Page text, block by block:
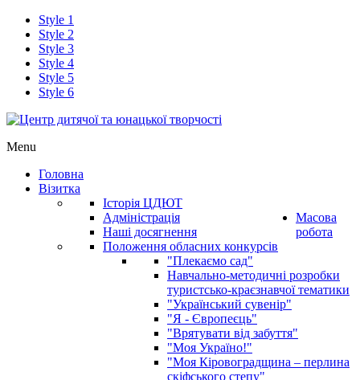
Style 1
Style 2
Style 3
Style 4
Style 5
Style 6
Menu
Головна
Візитка
Історія ЦДЮТ
Адміністрація
Наші досягнення
Масова
робота
Положення обласних конкурсів
"Плекаємо сад"
Навчально-методичні розробки
туристсько-краєзнавчої тематики
"Український сувенір"
"Я - Європеєць"
"Врятувати від забуття"
"Моя Україно!"
"Моя Кіровоградщина – перлина
скіфського степу"